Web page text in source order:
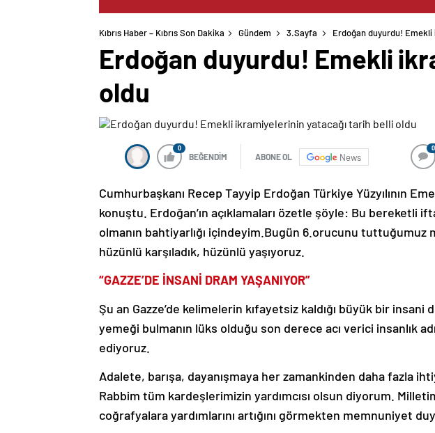
Kıbrıs Haber – Kıbrıs Son Dakika Gündem 3.Sayfa Erdoğan duyurdu!
Erdoğan duyurdu! Emekli
oldu
0
BEĞENDİM ABONE OL News
0
Cumhurbaşkanı Recep Tayyip Erdoğan Türkiye Yüzyılının
konuştu. Erdoğan’ın açıklamaları özetle şöyle: Bu bereketli
olmanın bahtiyarlığı içindeyim.Bugün 6.orucunu tuttuğumuz
hüzünlü karşıladık, hüzünlü yaşıyoruz.
“GAZZE’DE İNSANİ DRAM YAŞANIYOR”
Şu an Gazze’de kelimelerin kıfayetsiz kaldığı büyük bir insani
yemeği bulmanın lüks olduğu son derece acı verici insanlık
ediyoruz.
Adalete, barışa, dayanışmaya her zamankinden daha fazla
Rabbim tüm kardeşlerimizin yardımcısı olsun diyorum.
coğrafyalara yardımlarını artığını görmekten memnuniyet